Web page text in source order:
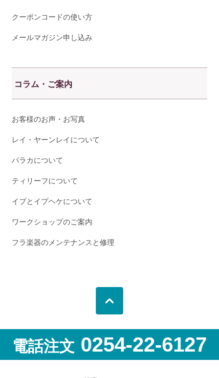
クーポンコードの使い方
メールマガジン申し込み
コラム・ご案内
お客様のお声・お写真
レイ・ヤーンレイについて
パラカについて
ティリーフについて
イプとイプヘケについて
ワークショップのご案内
フラ楽器のメンテナンスと修理
電話注文 0254-22-6127